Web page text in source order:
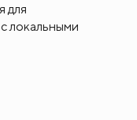
для
локальными